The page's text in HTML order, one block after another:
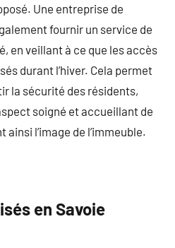
Une entreprise de
fournir un service de
en veillant à ce que les accès
durant l’hiver. Cela permet
la sécurité des résidents,
soigné et accueillant de
l’image de l’immeuble.
en Savoie